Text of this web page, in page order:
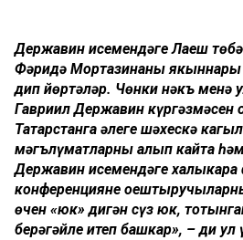
Державин исемендәге Лаеш
Фәридә Мортазинаны якыннары
дип йөртәләр. Чөнки нәкъ менә
Гавриил Державин
Татарстанга әлеге шәхескә
мәгълүматларны алып кайта
Державин исемендәге халыкара
конференцияне
өчен «юк» дигән сүз юк,
берәгәйле итеп башкар», – ди ул